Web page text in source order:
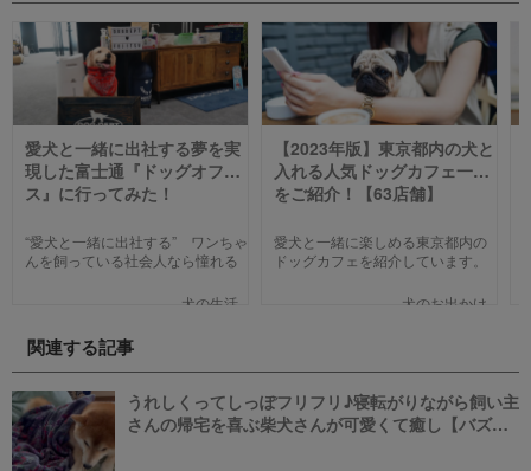
愛犬と一緒に出社する夢を実
現した富士通『ドッグオフィ
ス』に行ってみた！
“愛犬と一緒に出社する” ワンちゃ
んを飼っている社会人なら憧れる
そんな夢のような取り組みを富士
いました。富士通が愛犬家のため
にどんな取り組みをしているのか
新たに設立された【ドッグオフィ
ス】を取材してきました！
犬の生活
【2023年版】東京都内の犬と
入れる人気ドッグカフェ一覧
をご紹介！【63店舗】
愛犬と一緒に楽しめる東京都内の
ドッグカフェを紹介しています。
のついでに立ち寄るのにピッタリ
ましょう！
犬のお出かけ
関連する記事
うれしくってしっぽフリフリ♪寝転がりながら飼い主
さんの帰宅を喜ぶ柴犬さんが可愛くて癒し【バズ